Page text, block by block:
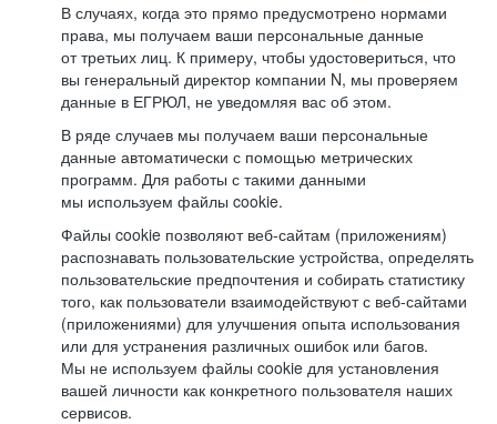
В случаях, когда это прямо предусмотрено нормами
права, мы получаем ваши персональные данные
от третьих лиц. К примеру, чтобы удостовериться, что
вы генеральный директор компании N, мы проверяем
данные в ЕГРЮЛ, не уведомляя вас об этом.
В ряде случаев мы получаем ваши персональные
данные автоматически с помощью метрических
программ. Для работы с такими данными
мы используем файлы cookie.
Файлы cookie позволяют веб-сайтам (приложениям)
распознавать пользовательские устройства, определять
пользовательские предпочтения и собирать статистику
того, как пользователи взаимодействуют с веб-сайтами
(приложениями) для улучшения опыта использования
или для устранения различных ошибок или багов.
Мы не используем файлы cookie для установления
вашей личности как конкретного пользователя наших
сервисов.